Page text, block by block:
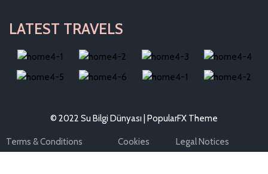
LATEST TRAVELS
© 2022 Su Bilgi Dünyası | PopularFX Theme
Terms & Conditions Cookies Legal Notices